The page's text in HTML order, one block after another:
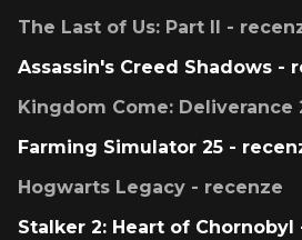
The Last of Us: Part II -
Assassin's Creed Shadows -
Kingdom Come: Deliverance
Farming Simulator 25 -
Hogwarts Legacy - recenze
Stalker 2: Heart of Chornobyl